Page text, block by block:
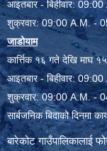
आइतबार - बिहीवार:
शुक्रवार: 09:00 A.M. -
जाडोयाम
कार्त्तिक १६ गते देखि माघ
आइतबार - बिहीवार:
शुक्रवार: 09:00 A.M. -
सार्बजनिक बिदाको दिनमा
बारेकोट गाउँपालिकालाई